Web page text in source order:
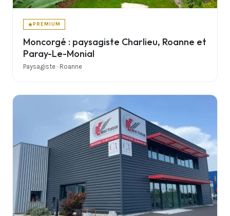
PREMIUM
Moncorgé : paysagiste Charlieu, Roanne et
Paray-Le-Monial
Paysagiste · Roanne